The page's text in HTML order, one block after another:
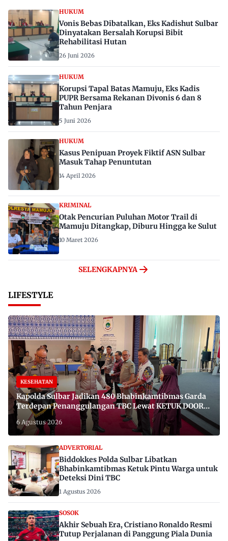
HUKUM
Vonis Bebas Dibatalkan, Eks Kadishut Sulbar
Dinyatakan Bersalah Korupsi Bibit
Rehabilitasi Hutan
26 Juni 2026
HUKUM
Korupsi Tapal Batas Mamuju, Eks Kadis
PUPR Bersama Rekanan Divonis 6 dan 8
Tahun Penjara
5 Juni 2026
HUKUM
Kasus Penipuan Proyek Fiktif ASN Sulbar
Masuk Tahap Penuntutan
14 April 2026
KRIMINAL
Otak Pencurian Puluhan Motor Trail di
Mamuju Ditangkap, Diburu Hingga ke Sulut
10 Maret 2026
SELENGKAPNYA
LIFESTYLE
KESEHATAN
Kapolda Sulbar Jadikan 480 Bhabinkamtibmas Garda
Terdepan Penanggulangan TBC Lewat KETUK DOORS
di 650 Desa
6 Agustus 2026
ADVERTORIAL
Biddokkes Polda Sulbar Libatkan
Bhabinkamtibmas Ketuk Pintu Warga untuk
Deteksi Dini TBC
1 Agustus 2026
SOSOK
Akhir Sebuah Era, Cristiano Ronaldo Resmi
Tutup Perjalanan di Panggung Piala Dunia